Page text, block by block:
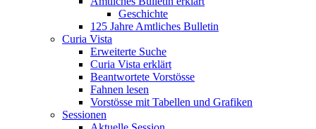
Geschichte
125 Jahre Amtliches Bulletin
Curia Vista
Erweiterte Suche
Curia Vista erklärt
Beantwortete Vorstösse
Fahnen lesen
Vorstösse mit Tabellen und Grafiken
Sessionen